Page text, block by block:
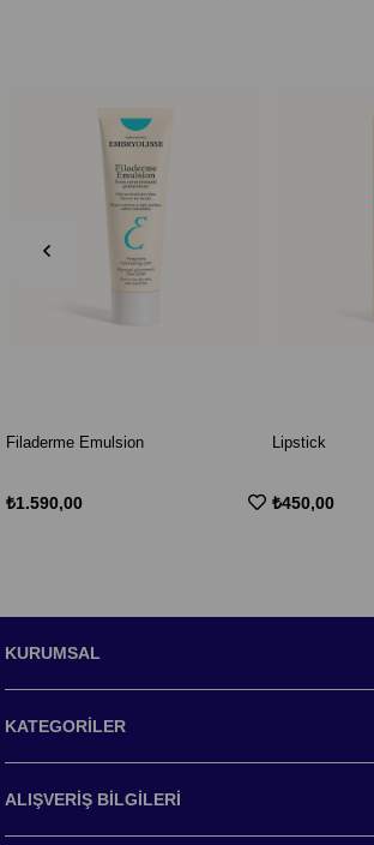
Filaderme Emulsion
₺1.590,00
Lipstick
₺450,00
KURUMSAL
KATEGORİLER
ALIŞVERİŞ BİLGİLERİ